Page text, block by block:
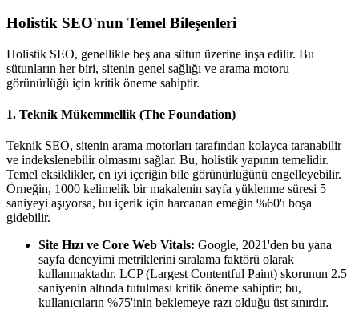
Holistik SEO'nun Temel Bileşenleri
Holistik SEO, genellikle beş ana sütun üzerine inşa edilir. Bu
sütunların her biri, sitenin genel sağlığı ve arama motoru
görünürlüğü için kritik öneme sahiptir.
1. Teknik Mükemmellik (The Foundation)
Teknik SEO, sitenin arama motorları tarafından kolayca taranabilir
ve indekslenebilir olmasını sağlar. Bu, holistik yapının temelidir.
Temel eksiklikler, en iyi içeriğin bile görünürlüğünü engelleyebilir.
Örneğin, 1000 kelimelik bir makalenin sayfa yüklenme süresi 5
saniyeyi aşıyorsa, bu içerik için harcanan emeğin %60'ı boşa
gidebilir.
Site Hızı ve Core Web Vitals: Google, 2021'den bu yana
sayfa deneyimi metriklerini sıralama faktörü olarak
kullanmaktadır. LCP (Largest Contentful Paint) skorunun 2.5
saniyenin altında tutulması kritik öneme sahiptir; bu,
kullanıcıların %75'inin beklemeye razı olduğu üst sınırdır.